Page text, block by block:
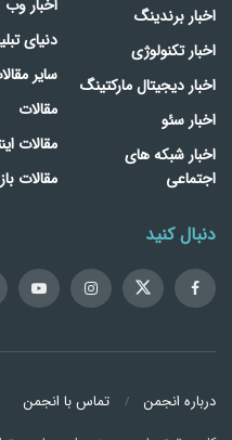
اخبار برندینگ
اخبار تکنولوژی
اخبار دیجیتال مارکتینگ
اخبار سئو
اخبار شبکه های
اجتماعی
اخبار وب
دنیای
سایر
مقالات
مقالات
مقالات
دنبال کنید
درباره انجمن تماس با انجمن